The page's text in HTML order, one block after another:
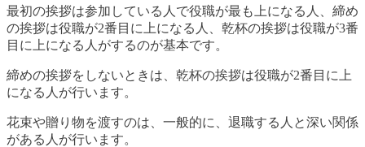
最初の挨拶は参加している人で役職が最も上になる人、締め
の挨拶は役職が2番目に上になる人、乾杯の挨拶は役職が3番
目に上になる人がするのが基本です。
締めの挨拶をしないときは、乾杯の挨拶は役職が2番目に上
になる人が行います。
花束や贈り物を渡すのは、一般的に、退職する人と深い関係
がある人が行います。